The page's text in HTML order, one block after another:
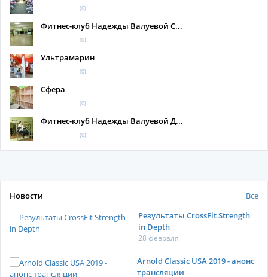
(0)
Фитнес-клуб Надежды Валуевой С...
(0)
Ультрамарин
(0)
Сфера
(0)
Фитнес-клуб Надежды Валуевой Д...
(0)
Новости
Все
Результаты CrossFit Strength
in Depth
28 февраля
Arnold Classic USA 2019 - анонс
трансляции